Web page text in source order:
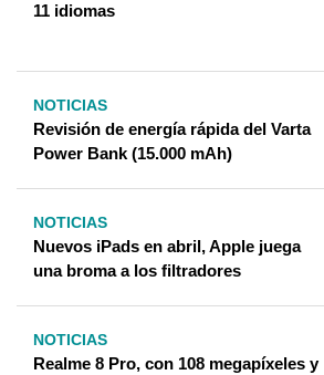
11 idiomas
NOTICIAS
Revisión de energía rápida del Varta
Power Bank (15.000 mAh)
NOTICIAS
Nuevos iPads en abril, Apple juega
una broma a los filtradores
NOTICIAS
Realme 8 Pro, con 108 megapíxeles y